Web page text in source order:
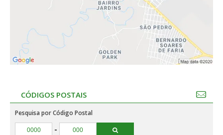
CÓDIGOS POSTAIS
Pesquisa por Código Postal
-